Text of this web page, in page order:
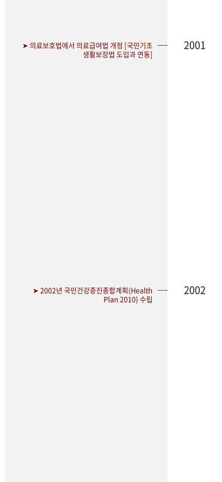
➤ 의료보호법에서 의료급여법 개정 [국민기초
생활보장법 도입과 연동]
2001
➤ 2002년 국민건강증진종합계획(Health
Plan 2010) 수립
2002